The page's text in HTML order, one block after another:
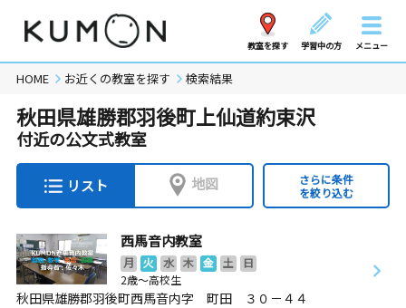
教室を探す 学習中の方 メニュー
HOME お近くの教室を探す 検索結果
秋田県雄勝郡羽後町上仙道約束沢
付近の公文式教室
リスト 地図
さらに条件
を絞り込む
西馬音内教室
月 火 水 木 金 土
日
2歳～高校生
秋田県雄勝郡羽後町西馬音内字 町田 ３０－４４